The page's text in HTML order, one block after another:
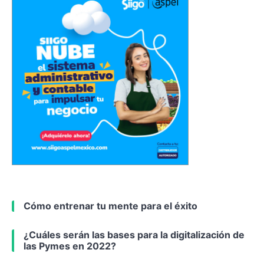
Cómo entrenar tu mente para el éxito
¿Cuáles serán las bases para la digitalización de
las Pymes en 2022?